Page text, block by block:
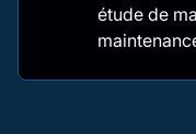
étude de